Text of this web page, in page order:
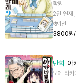
학원
2권 연
1천
3800원/
만화 아
모에 타